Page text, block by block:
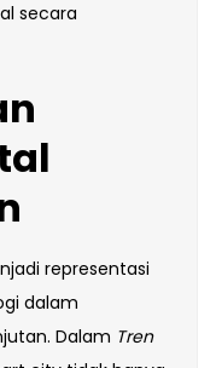
secara
representasi
dalam
Dalam Tren